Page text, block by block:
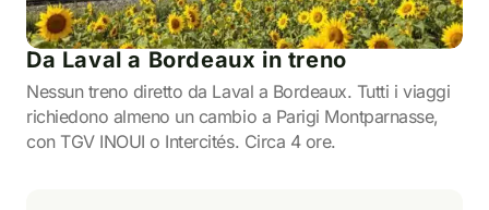
Da Laval a Bordeaux in treno
Nessun treno diretto da Laval a Bordeaux. Tutti i viaggi
richiedono almeno un cambio a Parigi Montparnasse,
con TGV INOUI o Intercités. Circa 4 ore.